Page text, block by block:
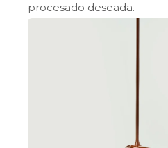
procesado deseada.